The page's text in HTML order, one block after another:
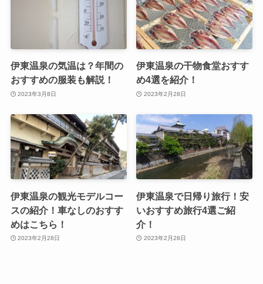
伊東温泉の気温は？年間の
おすすめの服装も解説！
2023年3月8日
伊東温泉の干物食堂おすす
め4選を紹介！
2023年2月28日
伊東温泉の観光モデルコー
スの紹介！車なしのおすす
めはこちら！
2023年2月28日
伊東温泉で日帰り旅行！安
いおすすめ旅行4選ご紹
介！
2023年2月28日